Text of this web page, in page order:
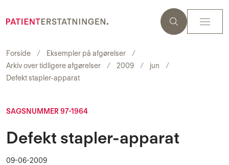
Forside
Eksempler på afgørelser
Arkiv over tidligere afgørelser
2009
jun
Defekt stapler-apparat
SAGSNUMMER 97-1964
Defekt stapler-apparat
09-06-2009